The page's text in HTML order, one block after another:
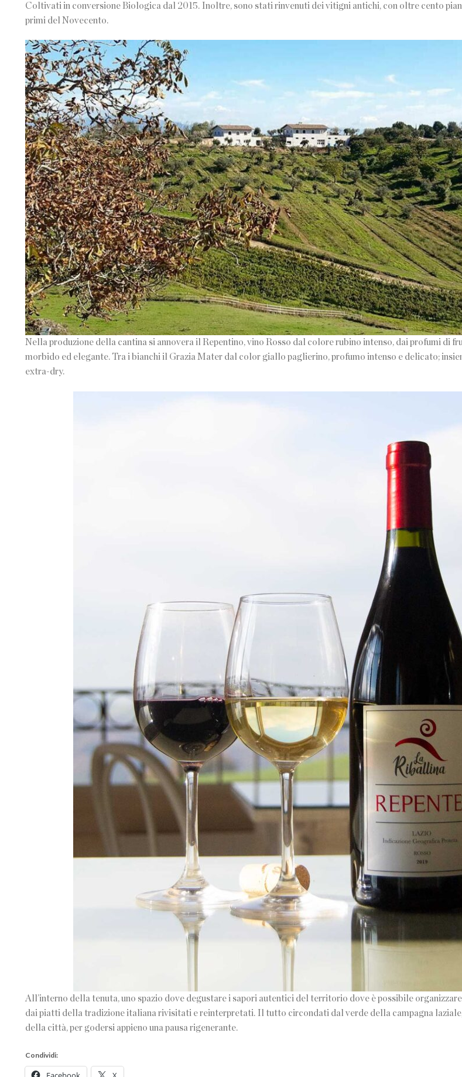
Coltivati in conversione Biologica dal 2015. Inoltre, sono stati rinvenuti dei vitigni antichi, con oltre cento
primi del Novecento.
Nella produzione della cantina si annovera il Repentino, vino Rosso dal colore rubino intenso, dai profumi di
morbido ed elegante. Tra i bianchi il Grazia Mater dal color giallo paglierino, profumo intenso e delicato;
extra-dry.
All’interno della tenuta, uno spazio dove degustare i sapori autentici del territorio dove è possibile
dai piatti della tradizione italiana rivisitati e reinterpretati. Il tutto circondati dal verde della campagna
della città, per godersi appieno una pausa rigenerante.
Condividi: